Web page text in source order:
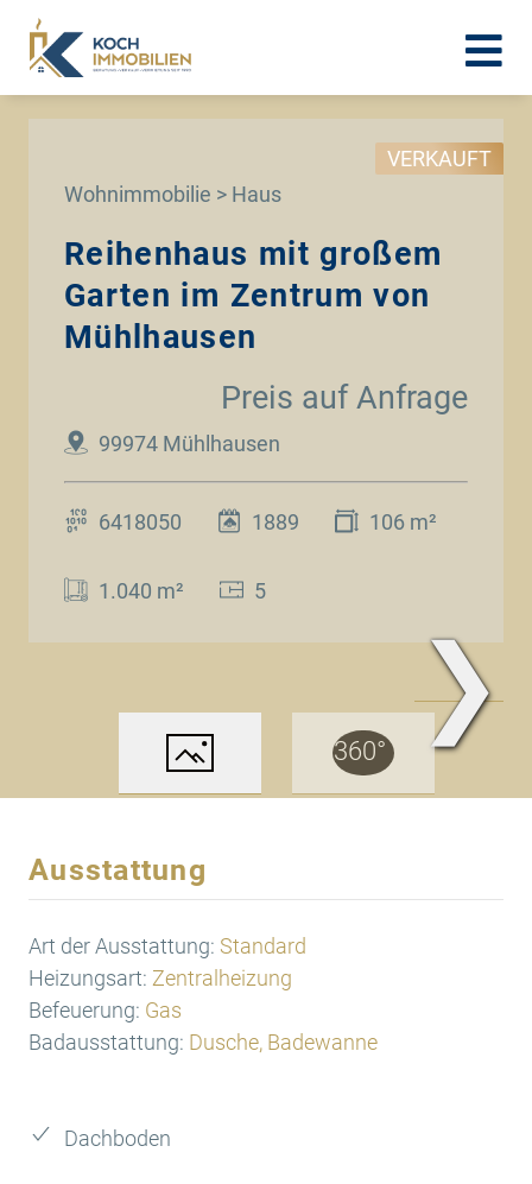
Wohnimmobilie > Haus
VERKAUFT
Reihenhaus mit großem
Garten im Zentrum von
Mühlhausen
99974 Mühlhausen
Preis auf Anfrage
6418050 1889 106 m²
1.040 m² 5
❯
Ausstattung
Art der Ausstattung: Standard
Heizungsart: Zentralheizung
Befeuerung: Gas
Badausstattung: Dusche, Badewanne
Dachboden